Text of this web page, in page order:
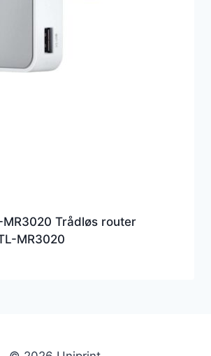
MR3020 Trådløs router
MR3020